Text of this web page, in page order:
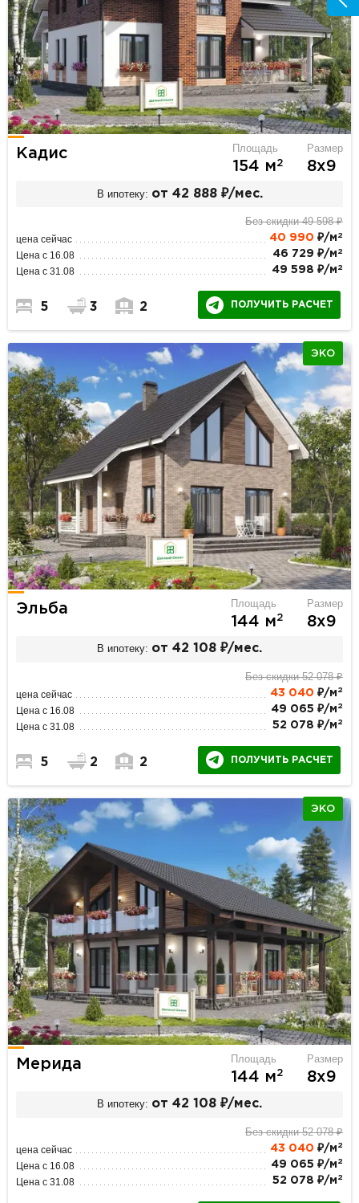
Кадис Площадь
154 м2
Размер
8х9
В ипотеку: от 42 888 ₽/мес.
Без скидки 49 598 ₽
цена сейчас 40 990 ₽/м 2
Цена с 16.08 46 729 ₽/м 2
Цена с 31.08 49 598 ₽/м 2
5 3 2 ПОЛУЧИТЬ РАСЧЕТ
ЭКО
Эльба Площадь
144 м2
Размер
8х9
В ипотеку: от 42 108 ₽/мес.
Без скидки 52 078 ₽
цена сейчас 43 040 ₽/м 2
Цена с 16.08 49 065 ₽/м 2
Цена с 31.08 52 078 ₽/м 2
5 2 2 ПОЛУЧИТЬ РАСЧЕТ
ЭКО
Мерида Площадь
144 м2
Размер
8х9
В ипотеку: от 42 108 ₽/мес.
Без скидки 52 078 ₽
цена сейчас 43 040 ₽/м 2
Цена с 16.08 49 065 ₽/м 2
Цена с 31.08 52 078 ₽/м 2